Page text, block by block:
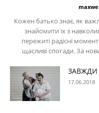
Кожен батько знає, як
знайомити їх з
пережиті радісні
щасливі спогади. За
ЗАВЖДИ
17.06.2018